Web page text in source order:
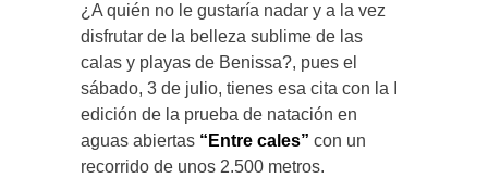
¿A quién no le gustaría nadar y a la vez
disfrutar de la belleza sublime de las
calas y playas de Benissa?, pues el
sábado, 3 de julio, tienes esa cita con la I
edición de la prueba de natación en
aguas abiertas “Entre cales” con un
recorrido de unos 2.500 metros.